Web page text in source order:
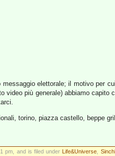
messaggio elettorale; il motivo per
video più generale) abbiamo capito
torino, piazza castello, beppe
pm, and is filed under Life&Universe